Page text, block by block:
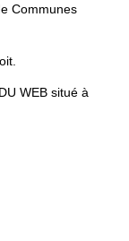
Communes
WEB situé à